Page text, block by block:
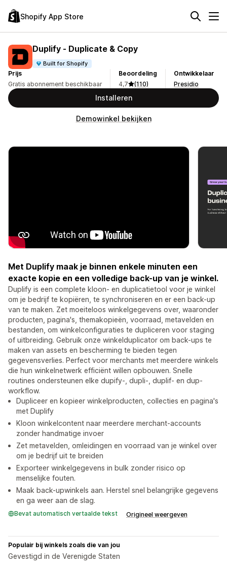
Shopify App Store
Duplify ‑ Duplicate & Copy
Built for Shopify
Prijs
Gratis abonnement beschikbaar
Beoordeling
4,7
(110)
Ontwikkelaar
Presidio
Installeren
Demowinkel bekijken
Met Duplify maak je binnen enkele minuten een
exacte kopie en een volledige back-up van je winkel.
Duplify is een complete kloon- en duplicatietool voor je winkel
om je bedrijf te kopiëren, te synchroniseren en er een back-up
van te maken. Zet moeiteloos winkelgegevens over, waaronder
producten, pagina's, themakopieën, voorraad, metavelden en
bestanden, om winkelconfiguraties te dupliceren voor staging
of uitbreiding. Gebruik onze winkelduplicator om back-ups te
maken van assets en bescherming te bieden tegen
gegevensverlies. Perfect voor merchants met meerdere winkels
die hun winkelnetwerk efficiënt willen opbouwen. Snelle
routines ondersteunen elke dupify-, dupli-, duplif- en dup-
workflow.
Dupliceer en kopieer winkelproducten, collecties en pagina's
met Duplify
Kloon winkelcontent naar meerdere merchant-accounts
zonder handmatige invoer
Zet metavelden, omleidingen en voorraad van je winkel over
om je bedrijf uit te breiden
Exporteer winkelgegevens in bulk zonder risico op
menselijke fouten.
Maak back-upwinkels aan. Herstel snel belangrijke gegevens
en ga weer aan de slag.
Bevat automatisch vertaalde tekst Origineel weergeven
Populair bij winkels zoals die van jou
Gevestigd in de Verenigde Staten